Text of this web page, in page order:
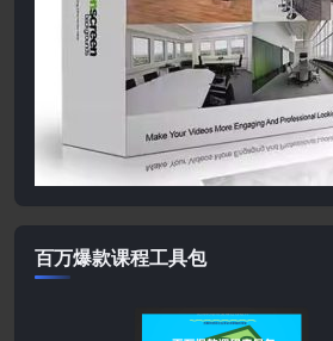
百万爆款课程工具包